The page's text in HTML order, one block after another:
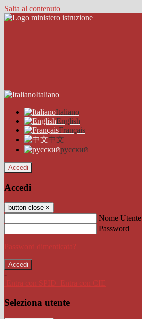
Salta al contenuto
Italiano
Italiano
English
Français
中文
русский
Accedi
Accedi
button close ×
Nome Utente
Password
Password dimenticata?
-
Entra con SPID
Entra con CIE
Seleziona utente